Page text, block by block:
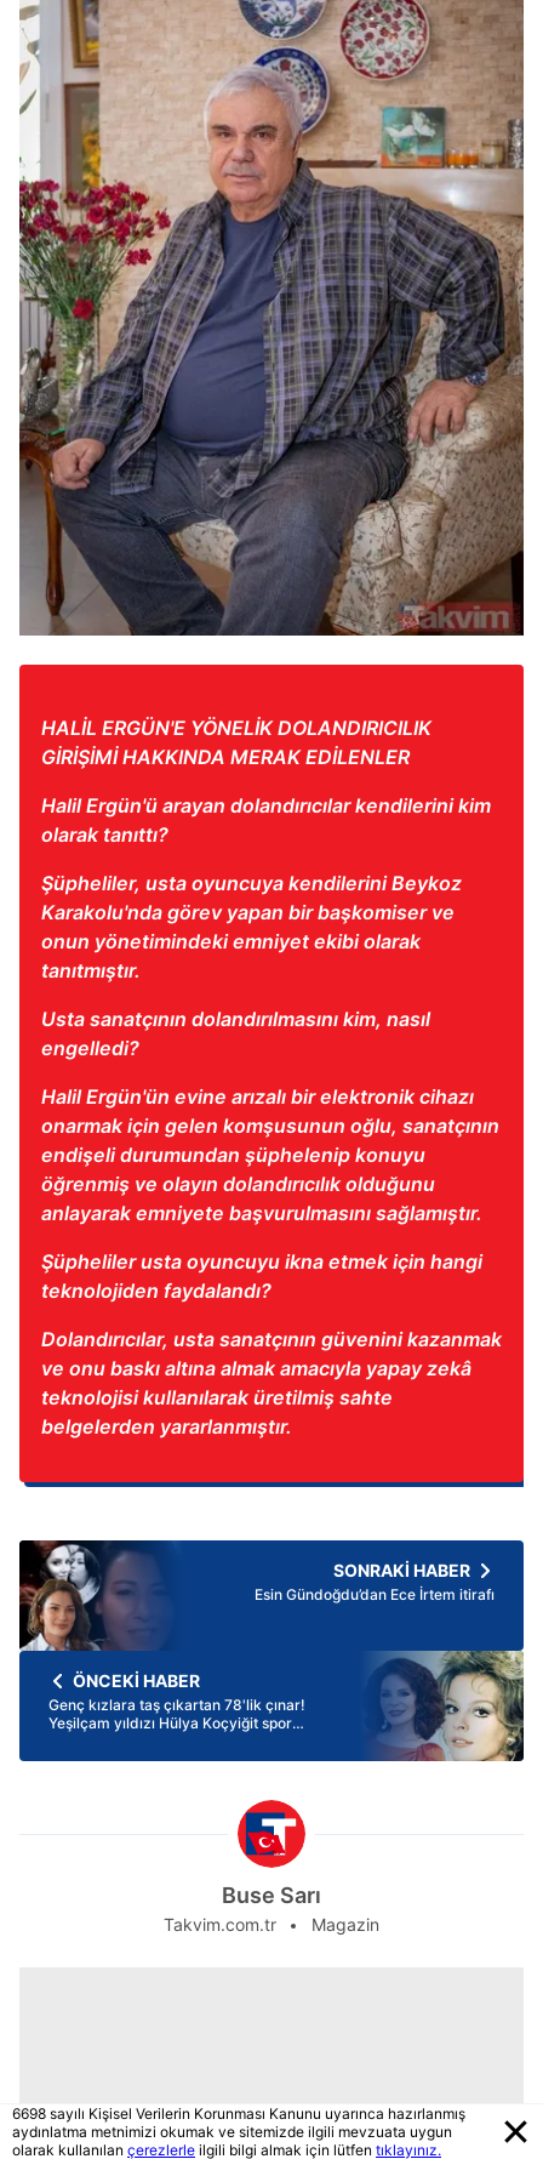
HALİL ERGÜN'E YÖNELİK DOLANDIRICILIK
GİRİŞİMİ HAKKINDA MERAK EDİLENLER
Halil Ergün'ü arayan dolandırıcılar kendilerini kim
olarak tanıttı?
Şüpheliler, usta oyuncuya kendilerini Beykoz
Karakolu'nda görev yapan bir başkomiser ve
onun yönetimindeki emniyet ekibi olarak
tanıtmıştır.
Usta sanatçının dolandırılmasını kim, nasıl
engelledi?
Halil Ergün'ün evine arızalı bir elektronik cihazı
onarmak için gelen komşusunun oğlu, sanatçının
endişeli durumundan şüphelenip konuyu
öğrenmiş ve olayın dolandırıcılık olduğunu
anlayarak emniyete başvurulmasını sağlamıştır.
Şüpheliler usta oyuncuyu ikna etmek için hangi
teknolojiden faydalandı?
Dolandırıcılar, usta sanatçının güvenini kazanmak
ve onu baskı altına almak amacıyla yapay zekâ
teknolojisi kullanılarak üretilmiş sahte
belgelerden yararlanmıştır.
SONRAKİ HABER
Esin Gündoğdu’dan Ece İrtem itirafı
ÖNCEKİ HABER
Genç kızlara taş çıkartan 78'lik çınar!
Yeşilçam yıldızı Hülya Koçyiğit spor
Buse Sarı
Takvim.com.tr Magazin
6698 sayılı Kişisel Verilerin Korunması Kanunu uyarınca hazırlanmış
aydınlatma metnimizi okumak ve sitemizde ilgili mevzuata uygun
olarak kullanılan çerezlerle ilgili bilgi almak için lütfen tıklayınız.